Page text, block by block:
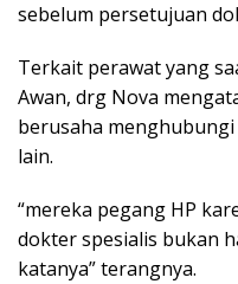
sebelum persetujuan
Terkait perawat yang
Awan, drg Nova
berusaha
lain.
“mereka pegang HP
dokter spesialis bukan
katanya” terangnya.